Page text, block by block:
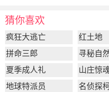
猜你喜欢
疯狂大逃亡 红土地
拼命三郎
寻秘自
形状
夏季成人礼
山庄惊
地球特派员
名侦探